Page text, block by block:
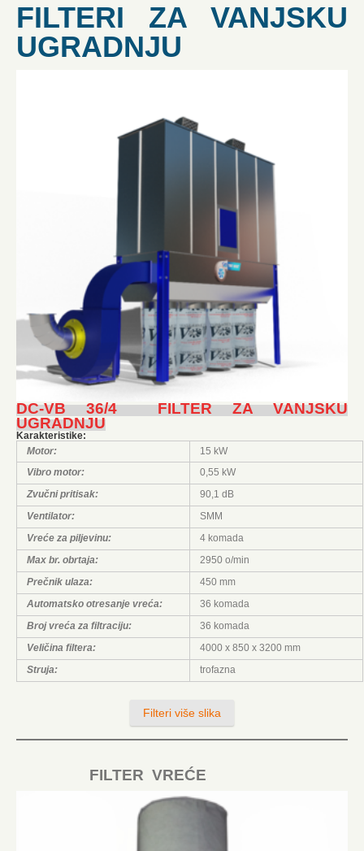
FILTERI ZA VANJSKU
UGRADNJU
DC-VB 36/4 FILTER ZA VANJSKU
UGRADNJU
Karakteristike:
Motor:
15 kW
Vibro motor:
0,55 kW
Zvučni pritisak:
90,1 dB
Ventilator:
SMM
Vreće za piljevinu:
4 komada
Max br. obrtaja:
2950 o/min
Prečnik ulaza:
450 mm
Automatsko otresanje vreća:
36 komada
Broj vreća za filtraciju:
36 komada
Veličina filtera:
4000 x 850 x 3200 mm
Struja:
trofazna
Filteri više slika
FILTER VREĆE